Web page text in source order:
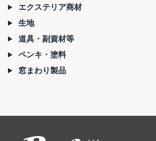
エクステリア商材
生地
道具・副資材等
ペンキ・塗料
窓まわり製品